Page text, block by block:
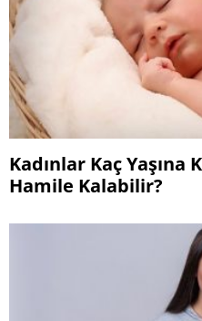
Kadınlar Kaç Yaşına
Hamile Kalabilir?